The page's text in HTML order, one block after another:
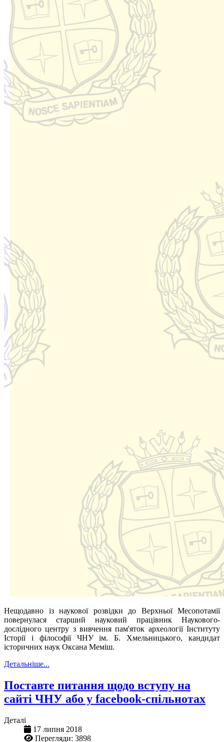
Нещодавно із наукової розвідки до Верхньої Месопотамії
повернулася старший науковий працівник Наукового-
дослідного центру з вивчення пам'яток археології Інституту
Історії і філософії ЧНУ ім. Б. Хмельницького, кандидат
історичних наук Оксана Меміш.
Детальніше...
Поставте питання щодо вступу на
сайті ЧНУ або у facebook-спільнотах
Деталі
17 липня 2018
Перегляди: 3898